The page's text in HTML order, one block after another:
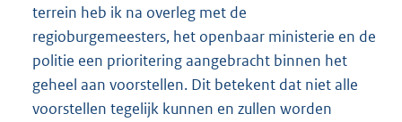
terrein heb ik na overleg met de
regioburgemeesters, het openbaar ministerie en de
politie een prioritering aangebracht binnen het
geheel aan voorstellen. Dit betekent dat niet alle
voorstellen tegelijk kunnen en zullen worden